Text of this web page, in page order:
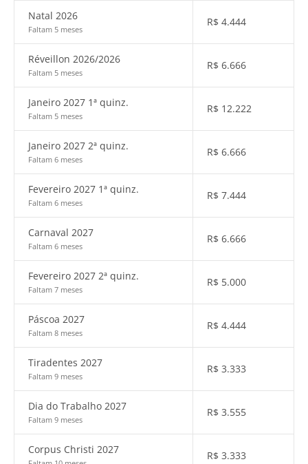
Natal 2026
Faltam 5 meses
R$ 4.444
Réveillon 2026/2026
Faltam 5 meses
R$ 6.666
Janeiro 2027 1ª quinz.
Faltam 5 meses
R$ 12.222
Janeiro 2027 2ª quinz.
Faltam 6 meses
R$ 6.666
Fevereiro 2027 1ª quinz.
Faltam 6 meses
R$ 7.444
Carnaval 2027
Faltam 6 meses
R$ 6.666
Fevereiro 2027 2ª quinz.
Faltam 7 meses
R$ 5.000
Páscoa 2027
Faltam 8 meses
R$ 4.444
Tiradentes 2027
Faltam 9 meses
R$ 3.333
Dia do Trabalho 2027
Faltam 9 meses
R$ 3.555
Corpus Christi 2027 R$ 3.333